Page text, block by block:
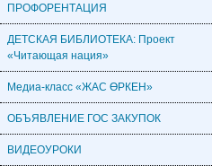
ПРОФОРЕНТАЦИЯ
ДЕТСКАЯ БИБЛИОТЕКА: Проект
«Читающая нация»
Медиа-класс «ЖАС ӨРКЕН»
ОБЪЯВЛЕНИЕ ГОС ЗАКУПОК
ВИДЕОУРОКИ